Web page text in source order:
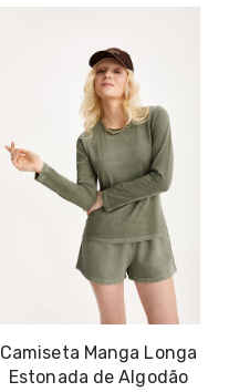
Camiseta Manga Longa
Estonada de Algodão